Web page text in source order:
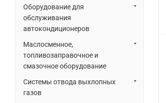
Оборудование для
обслуживания
автокондиционеров
Маслосменное,
топливозаправочное и
смазочное оборудование
Системы отвода выхлопных
газов